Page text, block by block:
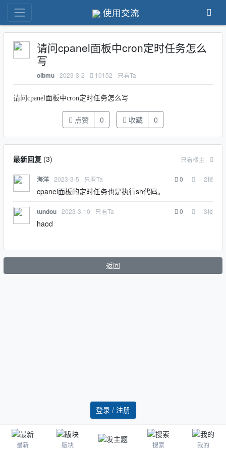
最新 版块 搜索 我的
登录 / 注册
使用交流
请问cpanel面板中cron定时任务怎么
写
olbmu 2023-3-2 10152 只看Ta
请问cpanel面板中cron定时任务怎么写
点赞 0 收藏 0
最新回复(3) 只看楼主
海洋 2023-3-5 只看Ta 0 2楼
cpanel面板的定时任务也是执行sh代码。
tundou 2023-3-10 只看Ta 0 3楼
haod
返回